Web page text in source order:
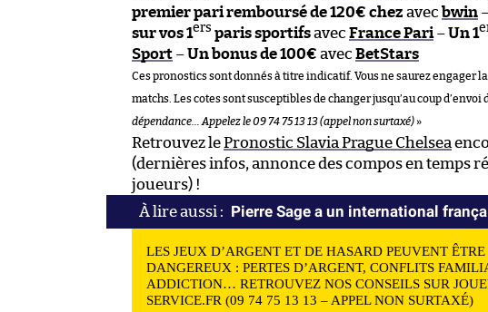
premier pari remboursé de 120€ chez avec bwin
sur vos 1ers paris sportifsavec France Pari–Un 1
Sport –Un bonus de 100€ avec BetStars
Ces pronostics sont donnés à titre indicatif. Vous ne saurez engager
matchs. Les cotes sont susceptibles de changer jusqu’au coup d’envoi
dépendance… Appelez le 09 74 75 13 13 (appel non surtaxé)»
Retrouvez lePronostic Slavia Prague Chelsea
(dernières infos, annonce des compos en temps
joueurs) !
Pierre Sage a un international
LES JEUX D’ARGENT ET DE HASARD PEUVENT ÊTRE
DANGEREUX : PERTES D’ARGENT, CONFLITS
ADDICTION… RETROUVEZ NOS CONSEILS SUR
SERVICE.FR (09 74 75 13 13 – APPEL NON SURTAXÉ)